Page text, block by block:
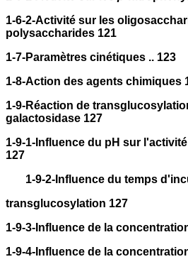
1-6-2-Activité sur les
polysaccharides 121
1-7-Paramètres cinétiques .. 123
1-8-Action des agents chimiques
1-9-Réaction de
galactosidase 127
1-9-1-Influence du pH sur
127
1-9-2-Influence du temps
transglucosylation 127
1-9-3-Influence de la
1-9-4-Influence de la